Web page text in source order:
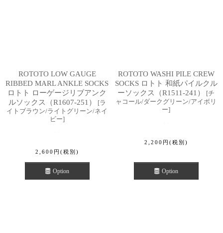
ROTOTO LOW GAUGE
RIBBED MARL ANKLE SOCKS
ロトト ローゲージリブアンク
ルソックス（R1607-251）
[ラ
イトブラウン/ライトグリーン/ネイ
ビー]
2,600 円 (税別)
Option
ROTOTO WASHI PILE CREW
SOCKS ロトト 和紙パイルクル
ーソックス（R1511-241）
[チ
ャコール/ダークグリーン/アイボリ
ー]
2,200 円 (税別)
Option